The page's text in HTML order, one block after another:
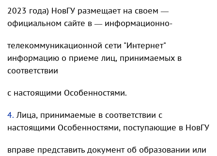
2023 года) НовГУ размещает на своем —
официальном сайте в — информационно-
телекоммуникационной сети "Интернет"
информацию о приеме лиц, принимаемых в
соответствии
с настоящими Особенностями.
4. Лица, принимаемые в соответствии с
настоящими Особенностями, поступающие в НовГУ
вправе представить документ об образовании или